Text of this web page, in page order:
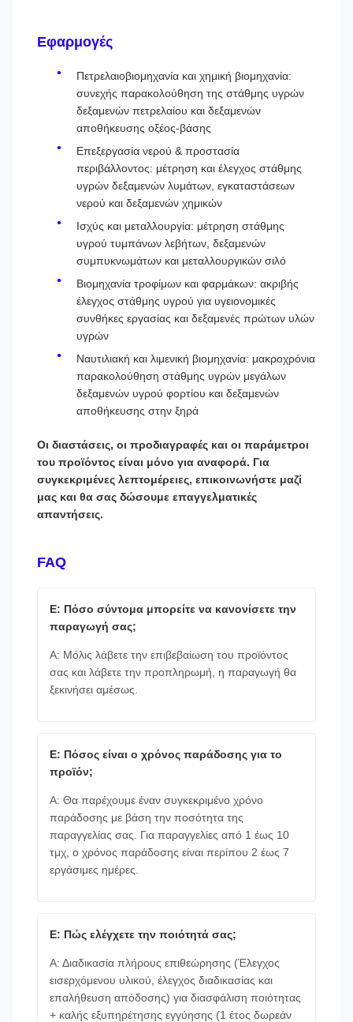
Εφαρμογές
Πετρελαιοβιομηχανία και χημική βιομηχανία:
συνεχής παρακολούθηση της στάθμης υγρών
δεξαμενών πετρελαίου και δεξαμενών
αποθήκευσης οξέος-βάσης
Επεξεργασία νερού & προστασία
περιβάλλοντος: μέτρηση και έλεγχος στάθμης
υγρών δεξαμενών λυμάτων, εγκαταστάσεων
νερού και δεξαμενών χημικών
Ισχύς και μεταλλουργία: μέτρηση στάθμης
υγρού τυμπάνων λεβήτων, δεξαμενών
συμπυκνωμάτων και μεταλλουργικών σιλό
Βιομηχανία τροφίμων και φαρμάκων: ακριβής
έλεγχος στάθμης υγρού για υγειονομικές
συνθήκες εργασίας και δεξαμενές πρώτων υλών
υγρών
Ναυτιλιακή και λιμενική βιομηχανία: μακροχρόνια
παρακολούθηση στάθμης υγρών μεγάλων
δεξαμενών υγρού φορτίου και δεξαμενών
αποθήκευσης στην ξηρά
Οι διαστάσεις, οι προδιαγραφές και οι παράμετροι
του προϊόντος είναι μόνο για αναφορά. Για
συγκεκριμένες λεπτομέρειες, επικοινωνήστε μαζί
μας και θα σας δώσουμε επαγγελματικές
απαντήσεις.
FAQ
Ε: Πόσο σύντομα μπορείτε να κανονίσετε την
παραγωγή σας;
Α: Μόλις λάβετε την επιβεβαίωση του προϊόντος
σας και λάβετε την προπληρωμή, η παραγωγή θα
ξεκινήσει αμέσως.
Ε: Πόσος είναι ο χρόνος παράδοσης για το
προϊόν;
Α: Θα παρέχουμε έναν συγκεκριμένο χρόνο
παράδοσης με βάση την ποσότητα της
παραγγελίας σας. Για παραγγελίες από 1 έως 10
τμχ, ο χρόνος παράδοσης είναι περίπου 2 έως 7
εργάσιμες ημέρες.
Ε: Πώς ελέγχετε την ποιότητά σας;
Α: Διαδικασία πλήρους επιθεώρησης (Έλεγχος
εισερχόμενου υλικού, έλεγχος διαδικασίας και
επαλήθευση απόδοσης) για διασφάλιση ποιότητας
+ καλής εξυπηρέτησης εγγύησης (1 έτος δωρεάν